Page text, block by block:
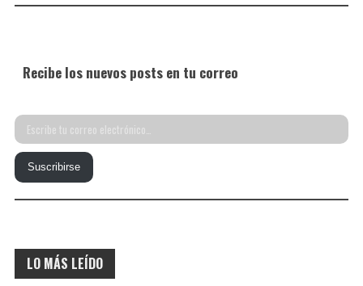
Recibe los nuevos posts en tu correo
Escribe
tu
correo
electrónico…
Suscribirse
LO MÁS LEÍDO